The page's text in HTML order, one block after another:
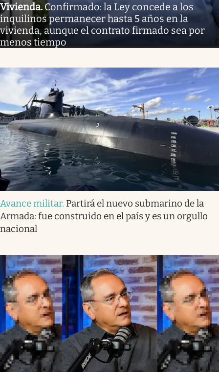
Vivienda.Confirmado: la Ley concede a los
inquilinos permanecer hasta 5 años en la
vivienda, aunque el contrato firmado sea por
menos tiempo
Avance militar. Partirá el nuevo submarino de la
Armada: fue construido en el país y es un orgullo
nacional